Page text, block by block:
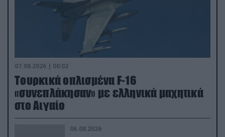
07.08.2026 | 00:02
Τουρκικά οπλισμένα F-16
«συνεπλάκησαν» με ελληνικά μαχητικά
στο Αιγαίο
06.08.2026